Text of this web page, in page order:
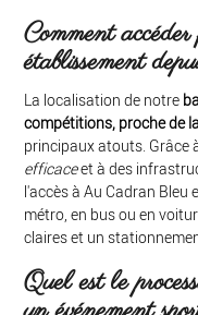
Comment
établissement
La localisation de notre
compétitions, proche de
principaux atouts. Grâce
efficaceet à des
l'accès à Au Cadran Bleu
métro, en bus ou en
claires et un
Quel est le